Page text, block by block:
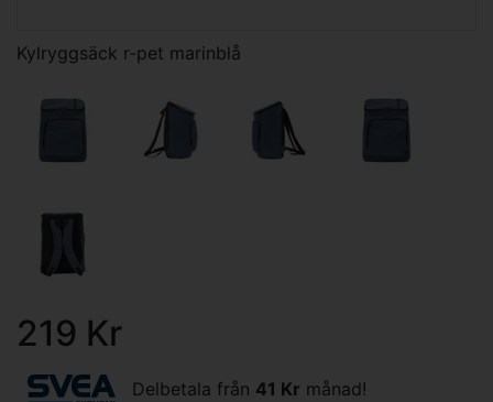
Kylryggsäck r-pet marinblå
219 Kr
Delbetala från 41 Kr månad!